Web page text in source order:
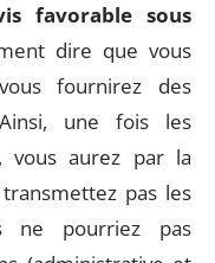
favorable sous
dire que vous
fournirez des
Ainsi, une fois les
vous aurez par la
pas les
ne pourriez pas